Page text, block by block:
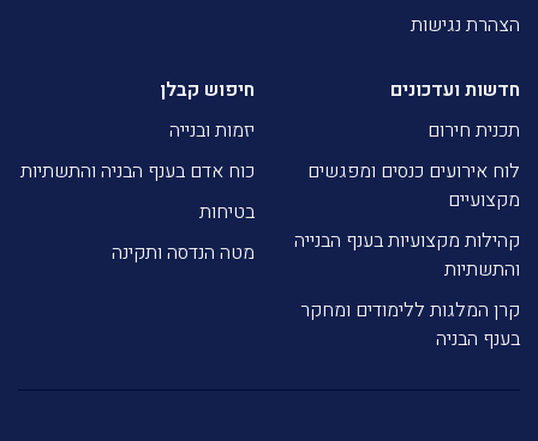
הצהרת נגישות
חדשות ועדכונים
תכנית חירום
לוח אירועים כנסים ומפגשים
מקצועיים
קהילות מקצועיות בענף הבנייה
והתשתיות
קרן המלגות ללימודים ומחקר
בענף הבניה
חיפוש קבלן
יזמות ובנייה
כוח אדם בענף הבניה והתשתיות
בטיחות
מטה הנדסה ותקינה